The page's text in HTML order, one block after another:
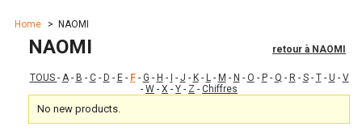
Home > NAOMI
retour à NAOMI
NAOMI
TOUS - A- B - C- D - E- F- G - H - - J - K- L- M - N - O - P- Q - R - S- T- U - V
- W - X - Y - Z - Chiffres
No new products.